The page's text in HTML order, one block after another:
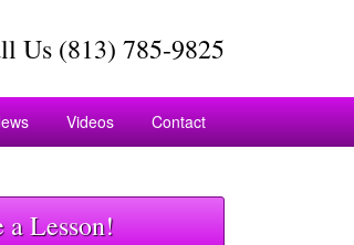
Us (813) 785-9825
Videos Contact
a Lesson!